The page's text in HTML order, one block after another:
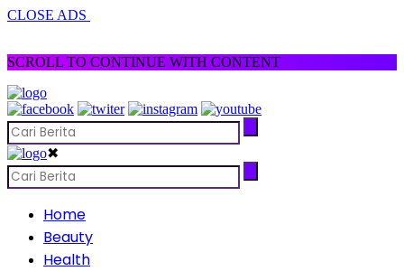
CLOSE ADS
SCROLL TO CONTINUE WITH CONTENT
✖
Home
Beauty
Health